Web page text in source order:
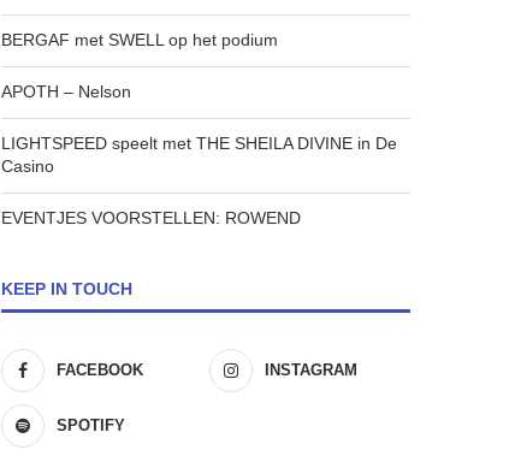
BERGAF met SWELL op het podium
APOTH – Nelson
LIGHTSPEED speelt met THE SHEILA DIVINE in De
Casino
EVENTJES VOORSTELLEN: ROWEND
KEEP IN TOUCH
FACEBOOK INSTAGRAM
SPOTIFY